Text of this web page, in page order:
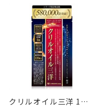
クリルオイル三洋 1ヶ月分